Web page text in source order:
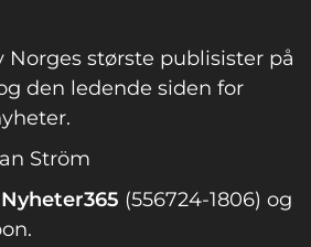
Norges største publisister på
den ledende siden for
Ström
Nyheter365 (556724-1806) og